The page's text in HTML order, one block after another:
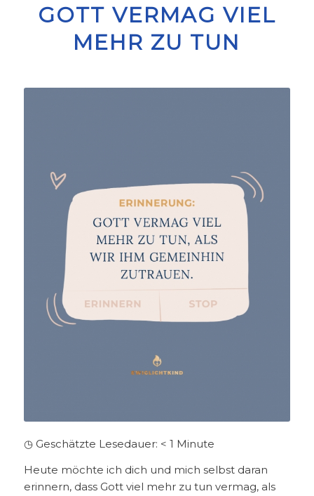
GOTT VERMAG VIEL
MEHR ZU TUN
◷ Geschätzte Lesedauer: < 1 Minute
Heute möchte ich dich und mich selbst daran
erinnern, dass Gott viel mehr zu tun vermag, als